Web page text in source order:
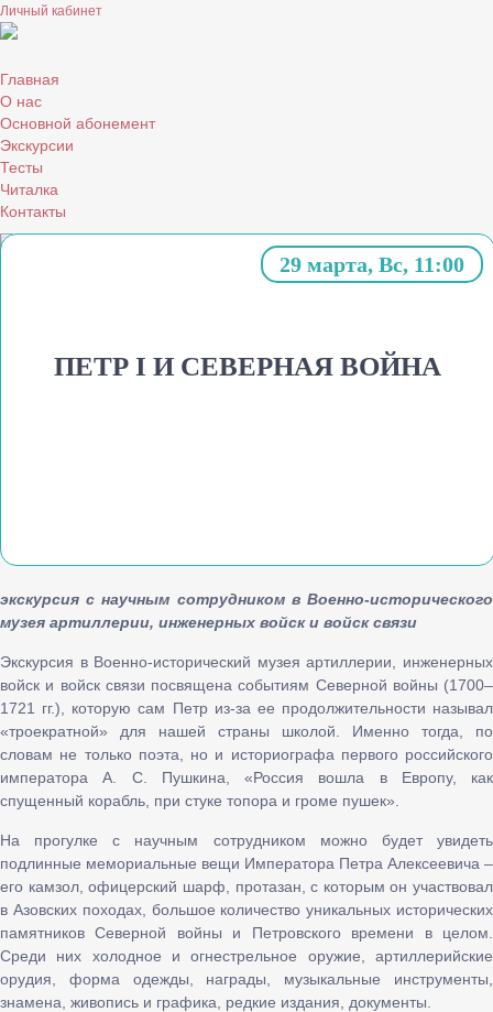
Личный кабинет
Главная
О нас
Основной абонемент
Экскурсии
Тесты
Читалка
Контакты
Чтобы оплатить бронирование, введите свой номер телефона
29 марта, Вс, 11:00
ПЕТР I И СЕВЕРНАЯ ВОЙНА
экскурсия с научным сотрудником в Военно-исторического
музея артиллерии, инженерных войск и войск связи
Экскурсия в Военно-исторический музея артиллерии, инженерных
войск и войск связи посвящена событиям Северной войны (1700–
1721 гг.), которую сам Петр из-за ее продолжительности называл
«троекратной» для нашей страны школой. Именно тогда, по
словам не только поэта, но и историографа первого российского
императора А. С. Пушкина, «Россия вошла в Европу, как
спущенный корабль, при стуке топора и громе пушек».
На прогулке с научным сотрудником можно будет увидеть
подлинные мемориальные вещи Императора Петра Алексеевича –
его камзол, офицерский шарф, протазан, с которым он участвовал
в Азовских походах, большое количество уникальных исторических
памятников Северной войны и Петровского времени в целом.
Среди них холодное и огнестрельное оружие, артиллерийские
орудия, форма одежды, награды, музыкальные инструменты,
знамена, живопись и графика, редкие издания, документы.